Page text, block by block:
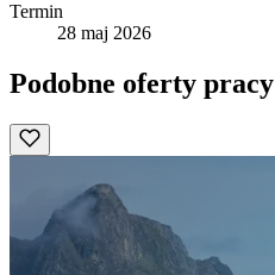
Termin
28 maj 2026
Podobne oferty pracy